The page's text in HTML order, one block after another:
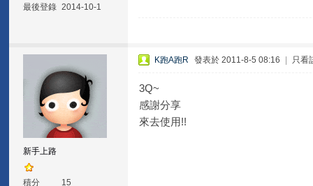
最後登錄 2014-10-1
新手上路
積分
15
K跑A跑R 發表於 2011-8-5 08:16 只看
3Q~
感謝分享
來去使用!!